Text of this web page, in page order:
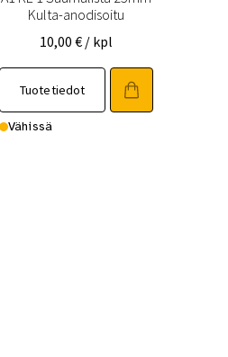
Kulta-anodisoitu
10,00€ / kpl
Tuotetiedot
Vähissä